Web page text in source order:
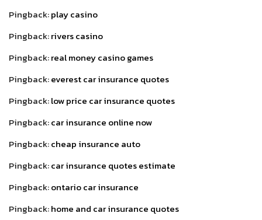
Pingback:play casino
Pingback:rivers casino
Pingback:real money casino games
Pingback:everest car insurance quotes
Pingback:low price car insurance quotes
Pingback:car insurance online now
Pingback:cheap insurance auto
Pingback:car insurance quotes estimate
Pingback:ontario car insurance
Pingback:home and car insurance quotes